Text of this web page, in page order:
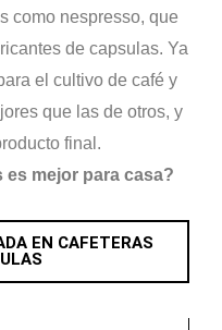
como nespresso, que
de capsulas. Ya
el cultivo de café y
que las de otros, y
final.
es mejor para casa?
EN CAFETERAS